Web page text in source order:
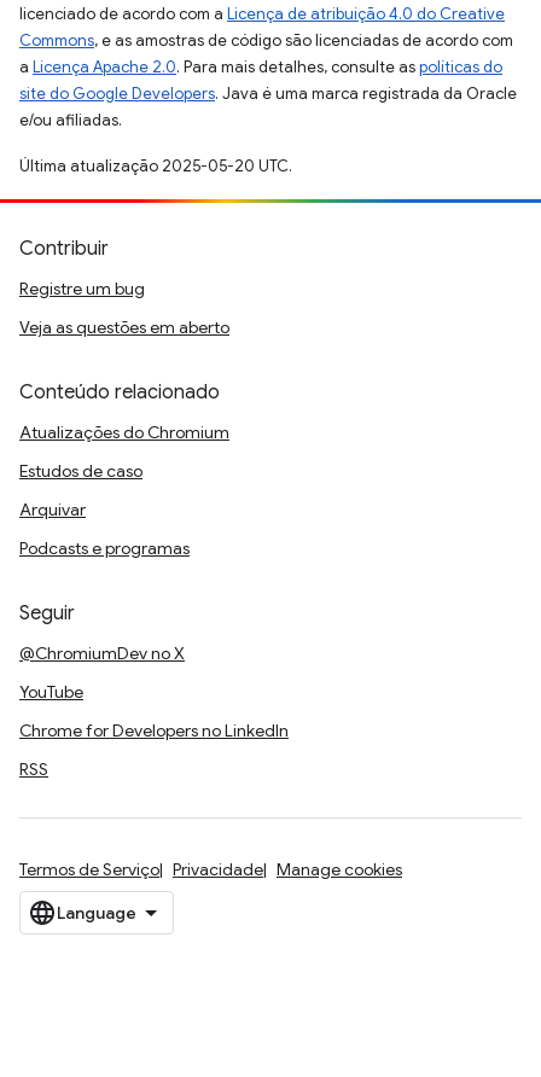
licenciado de acordo com a Licença de atribuição 4.0 do Creative
Commons, e as amostras de código são licenciadas de acordo com
a Licença Apache 2.0. Para mais detalhes, consulte aspolíticas do
site do Google Developers. Java é uma marca registrada da Oracle
e/ou afiliadas.
Última atualização 2025-05-20 UTC.
Contribuir
Registre um bug
Veja as questões em aberto
Conteúdo relacionado
Atualizações do Chromium
Estudos de caso
Arquivar
Podcasts e programas
Seguir
@ChromiumDev no X
YouTube
Chrome for Developers no LinkedIn
RSS
Termos de Serviço Privacidade Manage cookies